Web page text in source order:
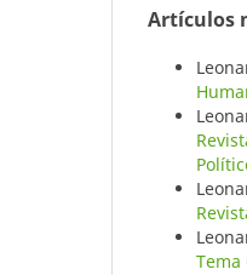
Artículos
Tema